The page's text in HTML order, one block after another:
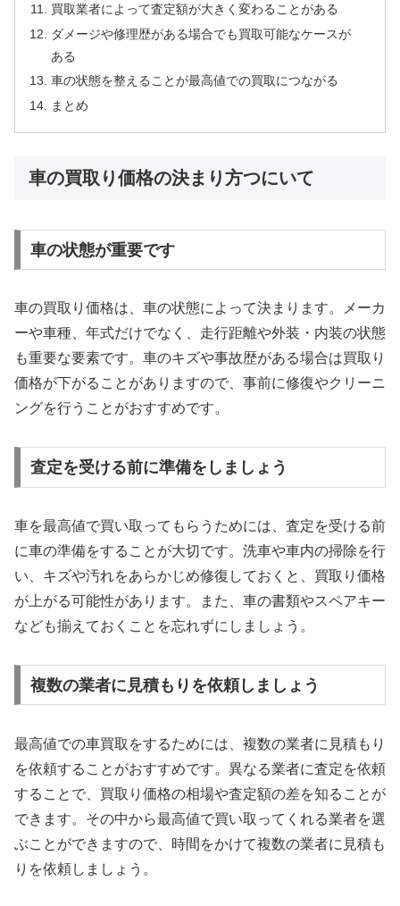
買取業者によって査定額が大きく変わることがある
ダメージや修理歴がある場合でも買取可能なケースが
ある
車の状態を整えることが最高値での買取につながる
まとめ
車の買取り価格の決まり方つにいて
車の状態が重要です
車の買取り価格は、車の状態によって決まります。メーカ
ーや車種、年式だけでなく、走行距離や外装・内装の状態
も重要な要素です。車のキズや事故歴がある場合は買取り
価格が下がることがありますので、事前に修復やクリーニ
ングを行うことがおすすめです。
査定を受ける前に準備をしましょう
車を最高値で買い取ってもらうためには、査定を受ける前
に車の準備をすることが大切です。洗車や車内の掃除を行
い、キズや汚れをあらかじめ修復しておくと、買取り価格
が上がる可能性があります。また、車の書類やスペアキー
なども揃えておくことを忘れずにしましょう。
複数の業者に見積もりを依頼しましょう
最高値での車買取をするためには、複数の業者に見積もり
を依頼することがおすすめです。異なる業者に査定を依頼
することで、買取り価格の相場や査定額の差を知ることが
できます。その中から最高値で買い取ってくれる業者を選
ぶことができますので、時間をかけて複数の業者に見積も
りを依頼しましょう。